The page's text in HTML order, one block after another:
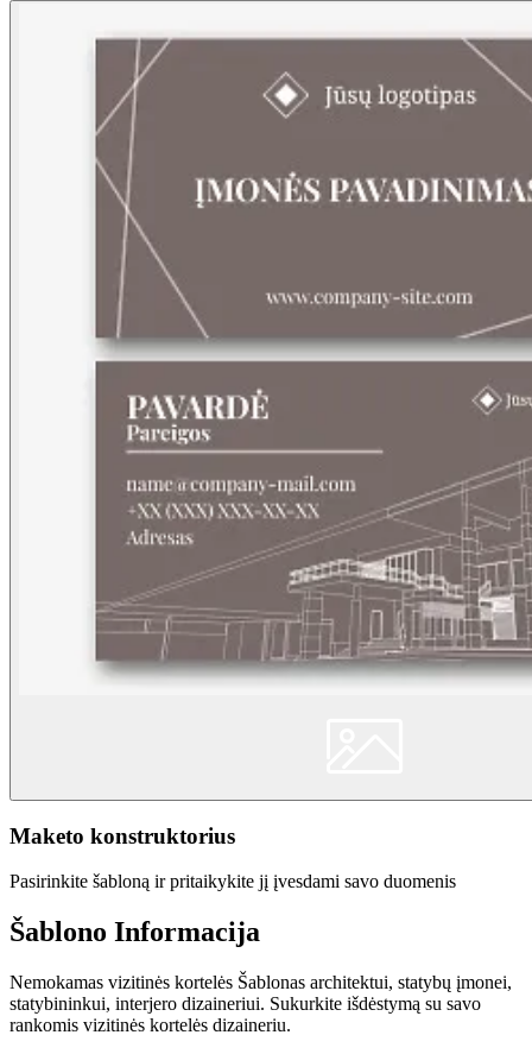
Maketo konstruktorius
Pasirinkite šabloną ir pritaikykite jį įvesdami savo duomenis
Šablono Informacija
Nemokamas vizitinės kortelės Šablonas architektui, statybų įmonei,
statybininkui, interjero dizaineriui. Sukurkite išdėstymą su savo
rankomis vizitinės kortelės dizaineriu.